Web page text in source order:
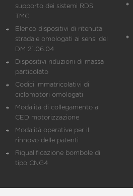
supporto dei sistemi RDS
TMC
Elenco dispositivi di ritenuta
stradale omologati ai sensi del
DM 21.06.04
Dispositivi riduzioni di massa
particolato
Codici immatricolativi di
ciclomotori omologati
Modalità di collegamento al
CED motorizzazione
Modalità operative per il
rinnovo delle patenti
Riqualificazione bombole di
tipo CNG4